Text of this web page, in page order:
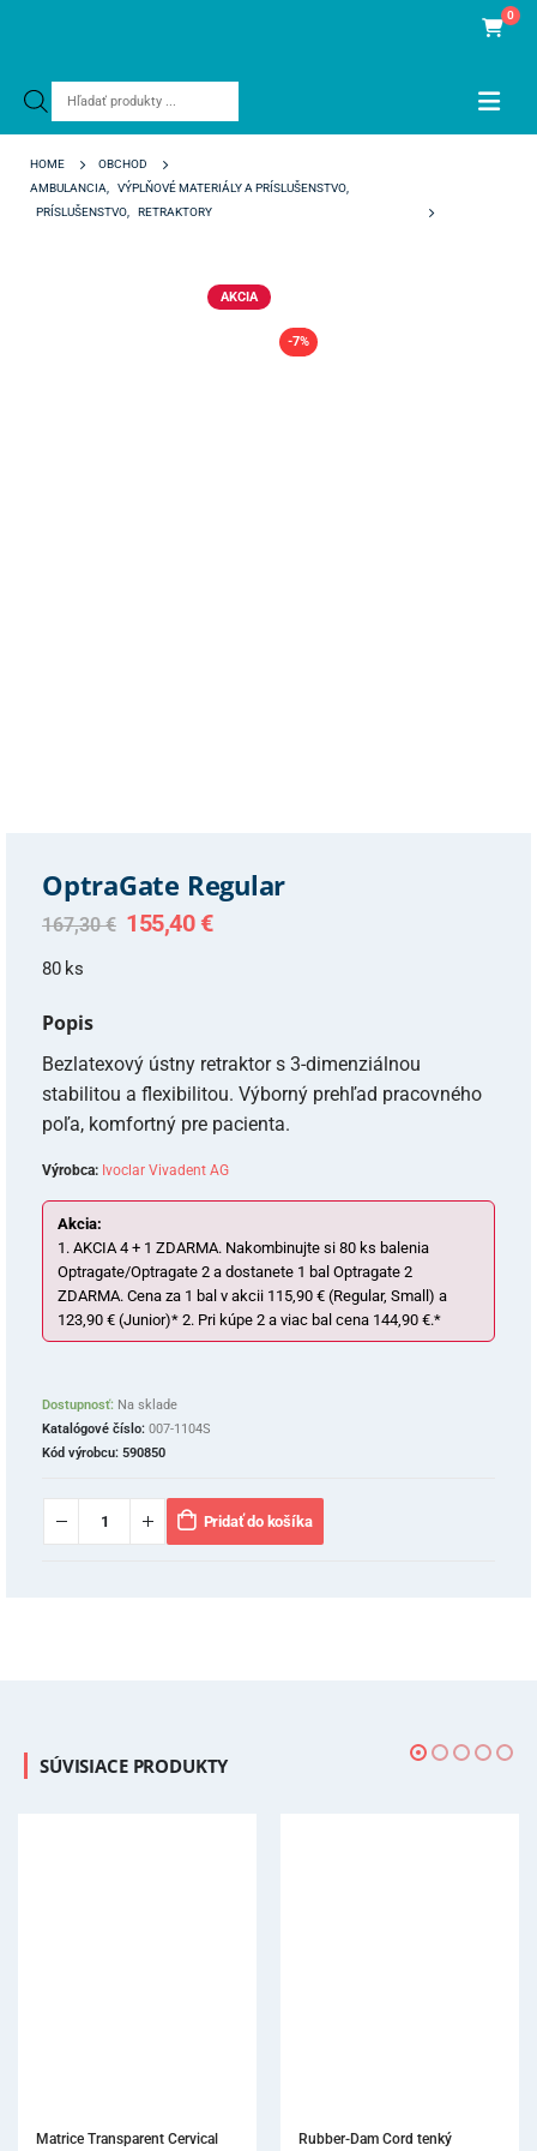
Products
0
HOME
OBCHOD
AMBULANCIA
VÝPLŇOVÉ MATERIÁLY A PRÍSLUŠENSTVO
PRÍSLUŠENSTVO
RETRAKTORY
-7%
AKCIA
OptraGate Regular
167,30€ Original
price
155,40 €Current
80 ks
Popis
Bezlatexový ústny retraktor s 3-dimenziálnou
stabilitou a flexibilitou. Výborný prehľad pracovného
poľa, komfortný pre pacienta.
Výrobca: Ivoclar Vivadent AG
Akcia:
1. AKCIA 4 + 1 ZDARMA. Nakombinujte si 80 ks balenia
Optragate/Optragate 2 a dostanete 1 bal Optragate 2
ZDARMA. Cena za 1 bal v akcii 115,90 € (Regular, Small) a
123,90 € (Junior)* 2. Pri kúpe 2 a viac bal cena 144,90 €.*
Dostupnosť: Na sklade
Katalógové číslo: 007-1104S
Kód výrobcu: 590850
Pridať do košíka
SÚVISIACE PRODUKTY
Rubber-Dam Cord tenký